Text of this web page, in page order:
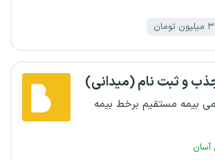
جذب و ثبت نام (میدانی)
بیمه مستقیم برخط بیمه
آسان